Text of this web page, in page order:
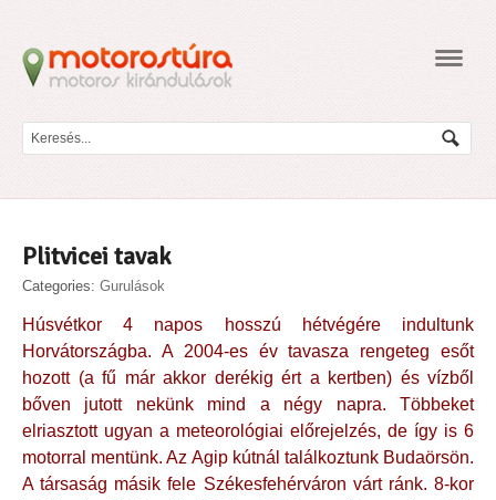
Plitvicei tavak
Categories: Gurulások
Húsvétkor 4 napos hosszú hétvégére indultunk
Horvátországba. A 2004-es év tavasza rengeteg esőt
hozott (a fű már akkor derékig ért a kertben) és vízből
bőven jutott nekünk mind a négy napra. Többeket
elriasztott ugyan a meteorológiai előrejelzés, de így is 6
motorral mentünk. Az Agip kútnál találkoztunk Budaörsön.
A társaság másik fele Székesfehérváron várt ránk. 8-kor